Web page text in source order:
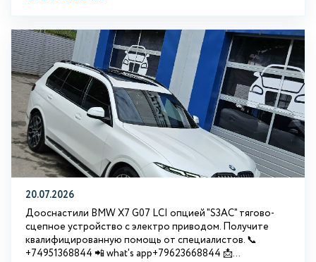
20.07.2026
Дооснастили BMW Х7 G07 LCI опцией "S3АС" тягово-
сцепное устройство с электро приводом. Получите
квалифицированную помощь от специалистов. 📞
+74951368844 📲 what's app+79623668844 📩...